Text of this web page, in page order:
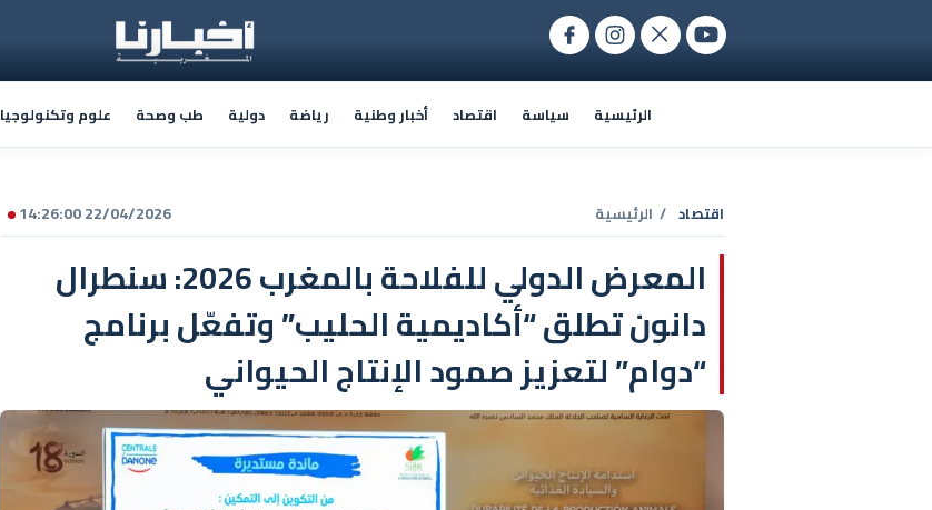
الرئيسية سياسة اقتصاد أخبار وطنية رياضة دولية طب وصحة علوم وتكنولوجيا
22/04/2026 14:26:00 اقتصاد / الرئيسية
المعرض الدولي للفلاحة بالمغرب 2026: سنطرال
دانون تطلق “أكاديمية الحليب” وتفعّل برنامج
“دوام” لتعزيز صمود الإنتاج الحيواني